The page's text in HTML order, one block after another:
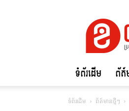
ទំព័រដើម ព័ត៍
ទំព័រដើម ព័ត៍មានថ្មីៗ